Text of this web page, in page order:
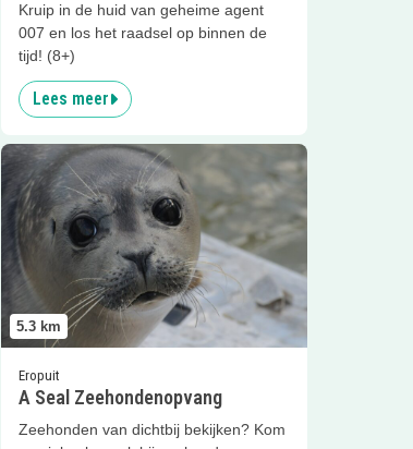
Kruip in de huid van geheime agent
007 en los het raadsel op binnen de
tijd! (8+)
Lees meer
5.3 km
Eropuit
A Seal Zeehondenopvang
Zeehonden van dichtbij bekijken? Kom
Lees meerA Seal Zeehondenopvang